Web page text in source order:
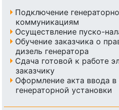
Подключение
коммуникациям
Осуществление пуско-
Обучение заказчика о
дизель генератора
Сдача готовой к работе
заказчику
Оформление акта ввода в
генераторной установки